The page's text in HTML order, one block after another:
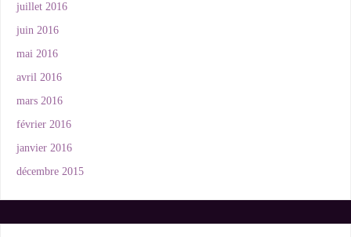
juillet 2016
juin 2016
mai 2016
avril 2016
mars 2016
février 2016
janvier 2016
décembre 2015